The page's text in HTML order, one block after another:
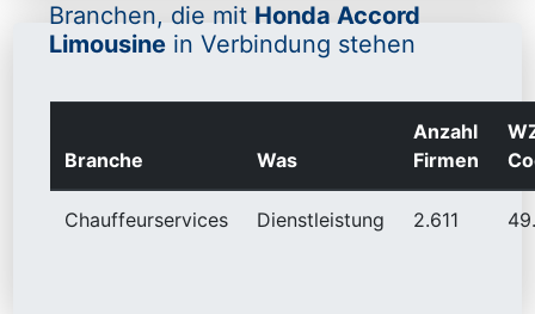
Branchen, die mit Honda Accord
Limousine in Verbindung stehen
Branche Was
Anzahl
Firmen
Chauffeurservices Dienstleistung 2.611